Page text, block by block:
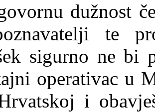
dužnost
te
sigurno ne bi
operativac u
i